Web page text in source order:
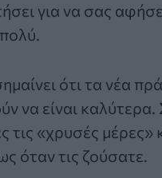
για να σας
ότι τα νέα
να είναι
τις «χρυσές μέρες»
όταν τις ζούσατε.